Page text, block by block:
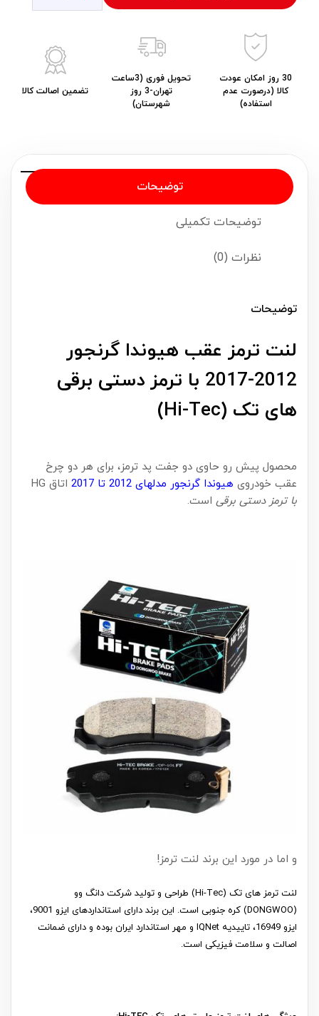
30 روز امکان عودت
کالا (درصورت عدم
استفاده)
تحویل فوری (3ساعت
تهران-3 روز
شهرستان)
تضمین اصالت کالا
توضیحات
توضیحات تکمیلی
نظرات (0)
توضیحات
لنت ترمز عقب هیوندا گرنجور
2012-2017 با ترمز دستی برقی
های تک (Hi-Tec)
محصول پیش رو حاوی دو جفت پد ترمز، برای هر دو چرخ
عقب خودروی هیوندا گرنجور مدلهای 2012 تا 2017
اتاق HG
با ترمز دستی برقی است.
و اما در مورد این برند لنت ترمز!
لنت ترمز های تک (Hi-Tec) طراحی و تولید شرکت دانگ وو
(DONGWOO) کره جنوبی است. این برند دارای استانداردهای ایزو 9001،
ایزو 16949، تاییدیه IQNet و مهر استاندارد ایران بوده و دارای ضمانت
اصالت و سلامت فیزیکی است.